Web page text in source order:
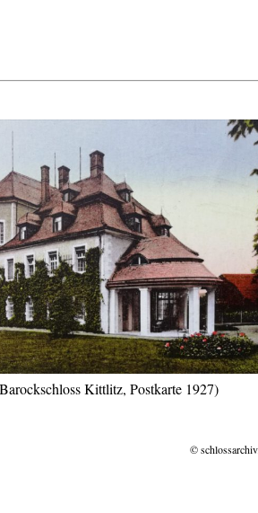
Kittlitz, Postkarte 1927)
©